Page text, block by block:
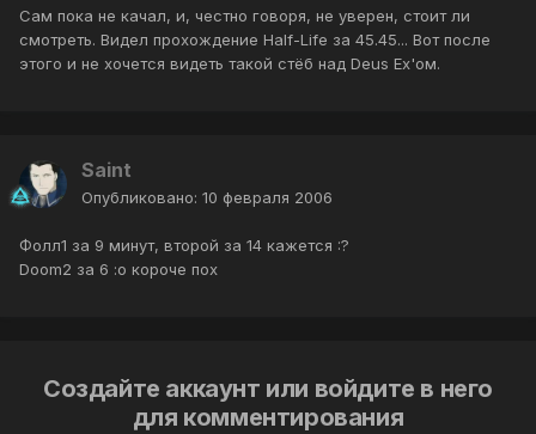
Сам пока не качал, и, честно говоря, не уверен, стоит ли
смотреть. Видел прохождение Half-Life за 45.45... Вот после
этого и не хочется видеть такой стёб над Deus Ex'ом.
Saint
Опубликовано: 10 февраля 2006
Фолл1 за 9 минут, второй за 14 кажется :?
Doom2 за 6 :o короче пох
Создайте аккаунт или войдите в него
для комментирования